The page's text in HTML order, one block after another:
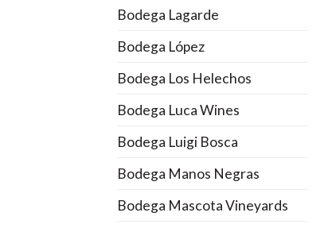
Bodega Lagarde
Bodega López
Bodega Los Helechos
Bodega Luca Wines
Bodega Luigi Bosca
Bodega Manos Negras
Bodega Mascota Vineyards